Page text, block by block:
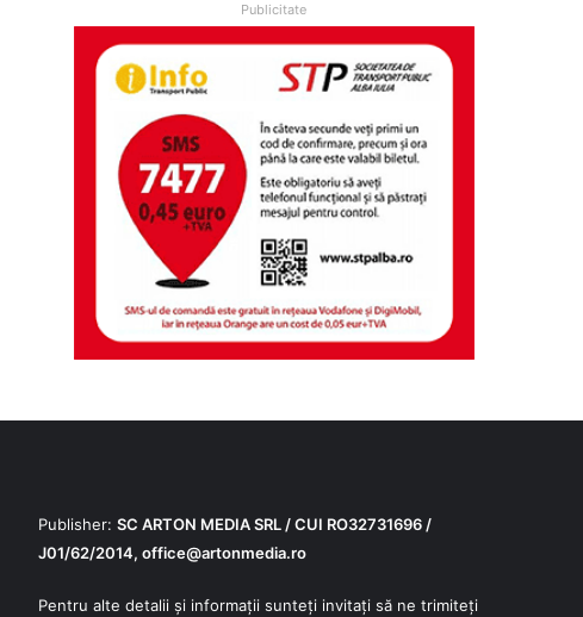
Publicitate
Publisher: SC ARTON MEDIA SRL / CUI RO32731696 /
J01/62/2014, office@artonmedia.ro
Pentru alte detalii și informații sunteți invitați să ne trimiteți